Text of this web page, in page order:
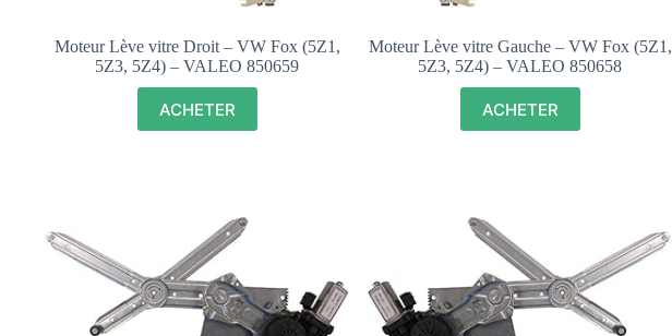
Moteur Lève vitre Droit – VW Fox (5Z1,
5Z3, 5Z4) – VALEO 850659
ACHETER
Moteur Lève vitre Gauche – VW Fox (5Z1,
5Z3, 5Z4) – VALEO 850658
ACHETER